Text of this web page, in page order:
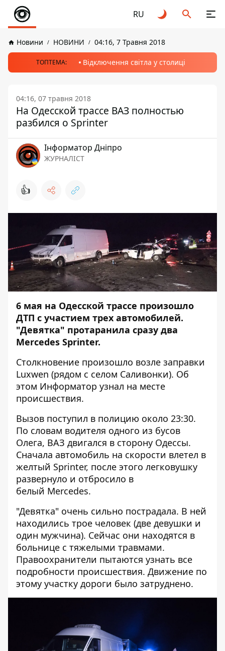
RU
Новини НОВИНИ 04:16, 7 Травня 2018
ТОПТЕМА: Відключення світла у столиці
04:16, 07 травня 2018
На Одесской трассе ВАЗ полностью
разбился о Sprinter
Інформатор Дніпро
ЖУРНАЛІСТ
👍
6 мая на Одесской трассе произошло
ДТП с участием трех автомобилей.
"Девятка" протаранила сразу два
Mercedes Sprinter.
Столкновение произошло возле заправки
Luxwen (рядом с селом Саливонки). Об
этом Информатор узнал на месте
происшествия.
Вызов поступил в полицию около 23:30.
По словам водителя одного из бусов
Олега, ВАЗ двигался в сторону Одессы.
Сначала автомобиль на скорости влетел в
желтый Sprinter, после этого легковушку
развернуло и отбросило в
белый Mercedes.
"Девятка" очень сильно пострадала. В ней
находились трое человек (две девушки и
один мужчина). Сейчас они находятся в
больнице с тяжелыми травмами.
Правоохранители пытаются узнать все
подробности происшествия. Движение по
этому участку дороги было затруднено.